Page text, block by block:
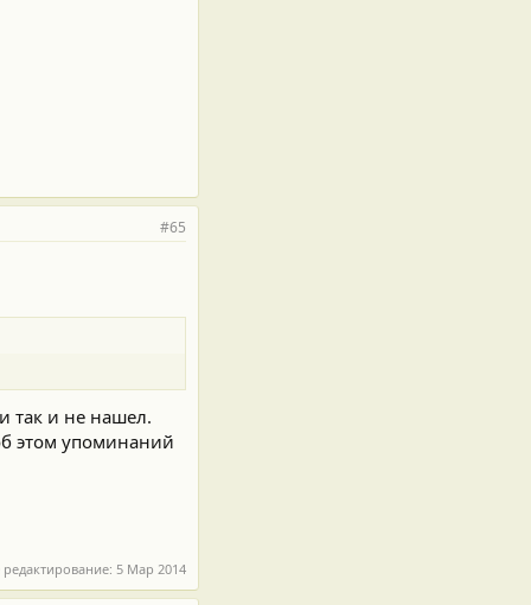
#65
так и не нашел.
этом упоминаний
5 Мар 2014